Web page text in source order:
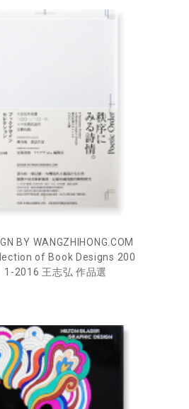
BY WANGZHIHONG.COM
of Book Designs 200
1-2016 王志弘 作品選